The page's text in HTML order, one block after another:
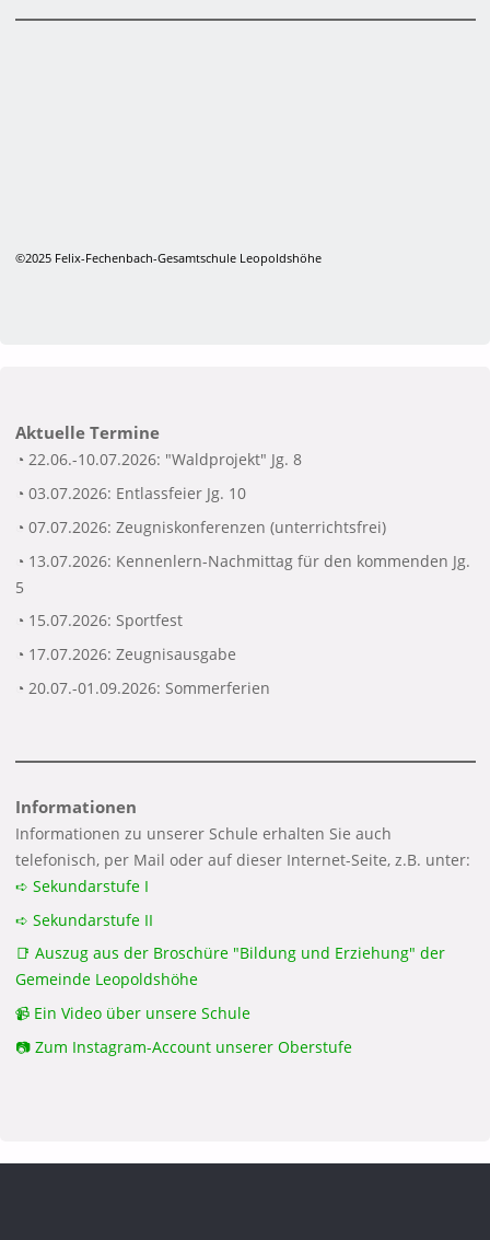
©2025 Felix-Fechenbach-Gesamtschule Leopoldshöhe
Aktuelle Termine
◔ 22.06.-10.07.2026: "Waldprojekt" Jg. 8
◔ 03.07.2026: Entlassfeier Jg. 10
◔ 07.07.2026: Zeugniskonferenzen (unterrichtsfrei)
◔ 13.07.2026: Kennenlern-Nachmittag für den kommenden Jg.
5
◔ 15.07.2026: Sportfest
◔ 17.07.2026: Zeugnisausgabe
◔ 20.07.-01.09.2026: Sommerferien
Informationen
Informationen zu unserer Schule erhalten Sie auch
telefonisch, per Mail oder auf dieser Internet-Seite, z.B. unter:
➪ Sekundarstufe I
➪ Sekundarstufe II
📑 Auszug aus der Broschüre "Bildung und Erziehung" der
Gemeinde Leopoldshöhe
📹 Ein Video über unsere Schule
📷 Zum Instagram-Account unserer Oberstufe